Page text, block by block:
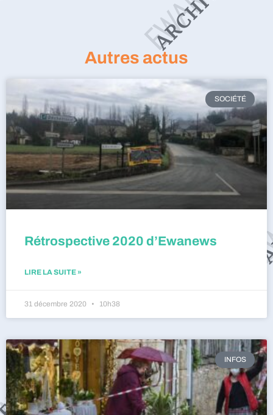
Autres actus
SOCIÉTÉ
Rétrospective 2020 d’Ewanews
LIRE LA SUITE »
31 décembre 2020 10h38
INFOS